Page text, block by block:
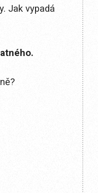
Jak vypadá